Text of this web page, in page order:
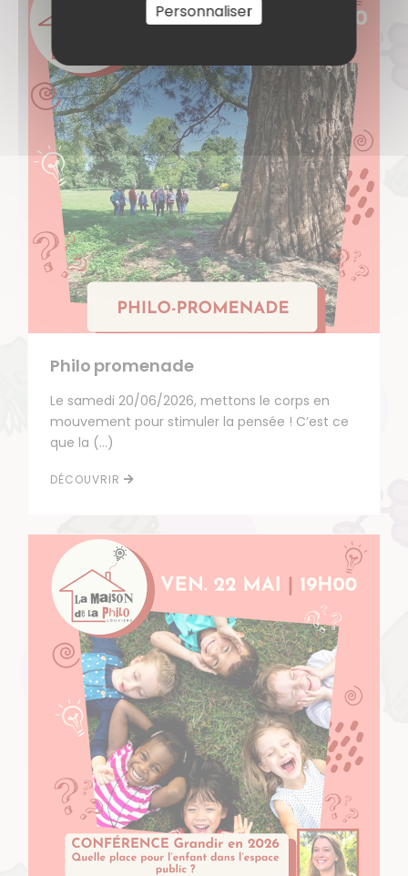
Philo promenade
Le samedi 20/06/2026, mettons le corps en
mouvement pour stimuler la pensée ! C’est ce
que la (…)
DÉCOUVRIR
Personnaliser